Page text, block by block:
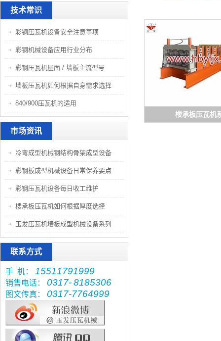
楼承板压瓦机
技术常识
彩钢压瓦机设备安全注意事项
彩钢机械设备应用行业分布
彩钢压瓦机屋面 / 墙板主流型号
墙板压瓦机如何根据自身需求选择
840/900压瓦机的适用
市场资讯
冷弯成型机械钢结构骨架成型设备
彩钢板成型机械设备日常保养要点
彩钢压瓦机设备每日收工维护
楼承板压瓦机如何根据厚度选择
玉发压瓦机墙板成型机械设备系列
联系方式
手 机： 15511791999
销售电话： 0317-8185306
图文传真： 0317-7764999